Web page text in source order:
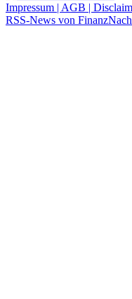
Impressum | AGB |
RSS-News von